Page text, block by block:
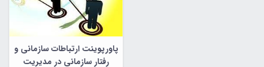
پاورپوینت ارتباطات سازمانی و
رفتار سازمانی در مدیریت